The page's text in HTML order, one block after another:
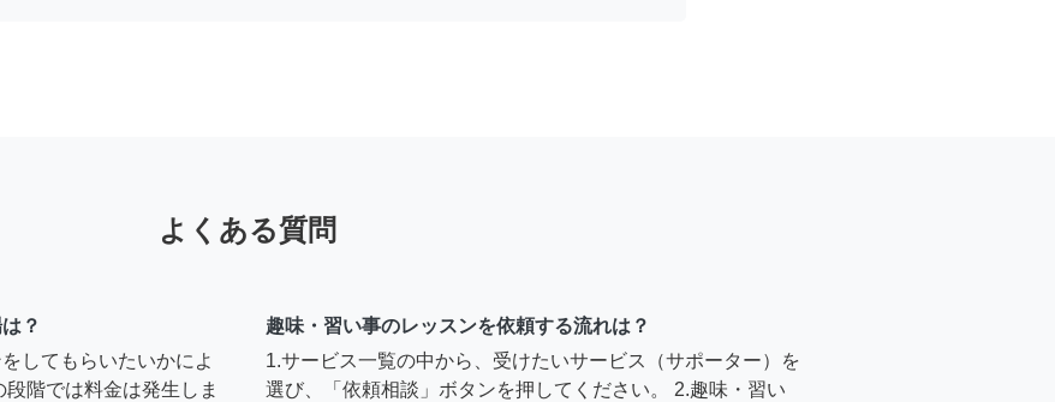
よくある質問
？
してもらいたいかによ
階では料金は発生しま
趣味・習い事のレッスンを依頼する流れは？
1.サービス一覧の中から、受けたいサービス（サポーター）を
選び、「依頼相談」ボタンを押してください。 2.趣味・習い